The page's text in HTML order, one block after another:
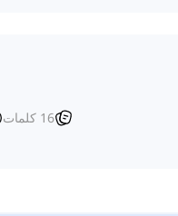
16 كلمات